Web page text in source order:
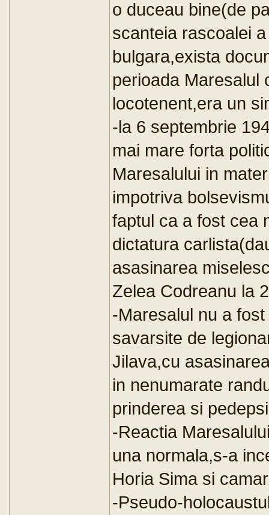
o duceau bine(de
scanteia rascoalei
bulgara,exista
perioada Maresalul
locotenent,era un
-la 6 septembrie
mai mare forta
Maresalului in
impotriva
faptul ca a fost cea
dictatura
asasinarea
Zelea Codreanu la
-Maresalul nu a
savarsite de
Jilava,cu
in nenumarate
prinderea si
-Reactia
una normala,s-a
Horia Sima si
-Pseudo-